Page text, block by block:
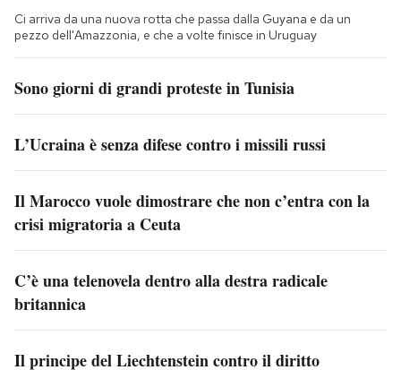
Ci arriva da una nuova rotta che passa dalla Guyana e da un
pezzo dell'Amazzonia, e che a volte finisce in Uruguay
Sono giorni di grandi proteste in Tunisia
L’Ucraina è senza difese contro i missili russi
Il Marocco vuole dimostrare che non c’entra con la
crisi migratoria a Ceuta
C’è una telenovela dentro alla destra radicale
britannica
Il principe del Liechtenstein contro il diritto